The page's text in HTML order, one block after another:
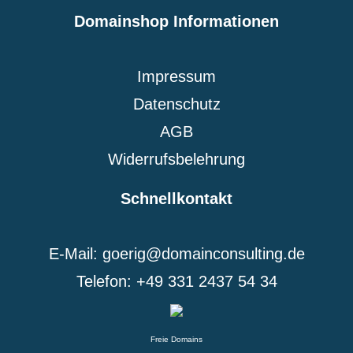
Domainshop Informationen
Impressum
Datenschutz
AGB
Widerrufsbelehrung
Schnellkontakt
E-Mail: goerig@domainconsulting.de
Telefon: +49 331 2437 54 34
Freie Domains